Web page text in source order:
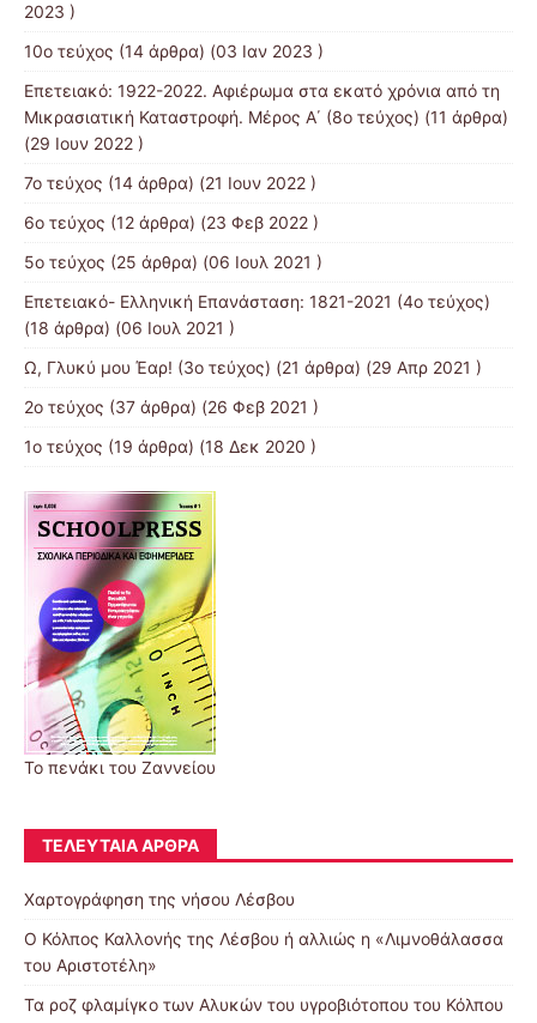
2023 )
10ο τεύχος (14 άρθρα) (03 Ιαν 2023 )
Επετειακό: 1922-2022. Αφιέρωμα στα εκατό χρόνια από τη
Μικρασιατική Καταστροφή. Μέρος Α΄ (8ο τεύχος) (11 άρθρα)
(29 Ιουν 2022 )
7o τεύχος (14 άρθρα) (21 Ιουν 2022 )
6ο τεύχος (12 άρθρα) (23 Φεβ 2022 )
5ο τεύχος (25 άρθρα) (06 Ιουλ 2021 )
Επετειακό- Ελληνική Επανάσταση: 1821-2021 (4ο τεύχος)
(18 άρθρα) (06 Ιουλ 2021 )
Ω, Γλυκύ μου Έαρ! (3ο τεύχος) (21 άρθρα) (29 Απρ 2021 )
2o τεύχος (37 άρθρα) (26 Φεβ 2021 )
1ο τεύχος (19 άρθρα) (18 Δεκ 2020 )
Το πενάκι του Ζαννείου
ΤΕΛΕΥΤΑΊΑ ΆΡΘΡΑ
Χαρτογράφηση της νήσου Λέσβου
Ο Κόλπος Καλλονής της Λέσβου ή αλλιώς η «Λιμνοθάλασσα
του Αριστοτέλη»
Τα ροζ φλαμίγκο των Αλυκών του υγροβιότοπου του Κόλπου